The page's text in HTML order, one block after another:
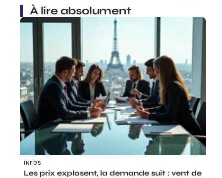
À lire absolument
INFOS
Les prix explosent, la demande suit : vent de